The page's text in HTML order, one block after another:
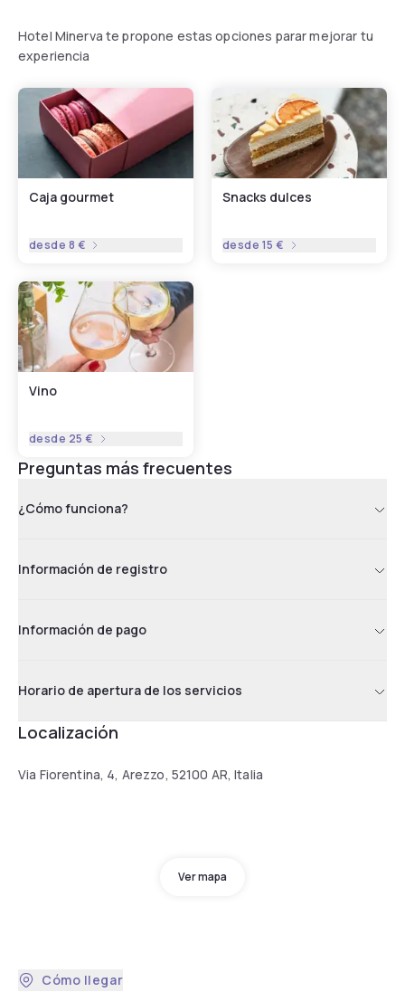
Hotel Minerva te propone estas opciones parar mejorar tu
experiencia
Caja gourmet
desde 8 €
Snacks dulces
desde 15 €
Vino
desde 25 €
Preguntas más frecuentes
¿Cómo funciona?
Información de registro
Información de pago
Horario de apertura de los servicios
Localización
Via Fiorentina, 4, Arezzo, 52100 AR, Italia
Ver mapa
Cómo llegar